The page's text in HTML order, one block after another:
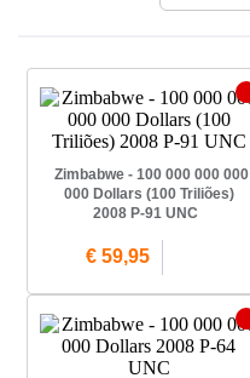
Zimbabwe - 100 000 000 000
000 Dollars (100 Triliões)
2008 P-91 UNC
€ 59,95